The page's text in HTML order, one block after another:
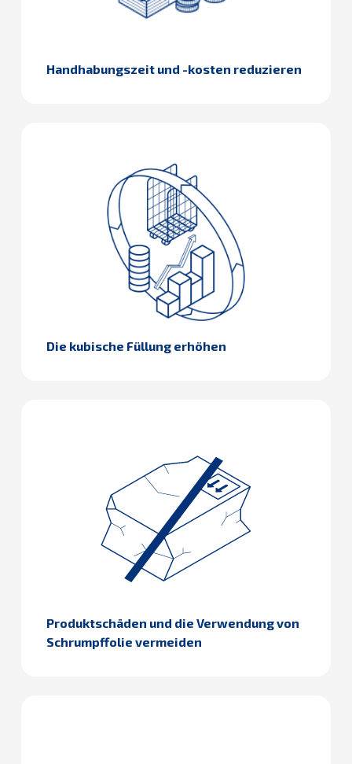
Handhabungszeit und -kosten reduzieren
Die kubische Füllung erhöhen
Produktschäden und die Verwendung von
Schrumpffolie vermeiden